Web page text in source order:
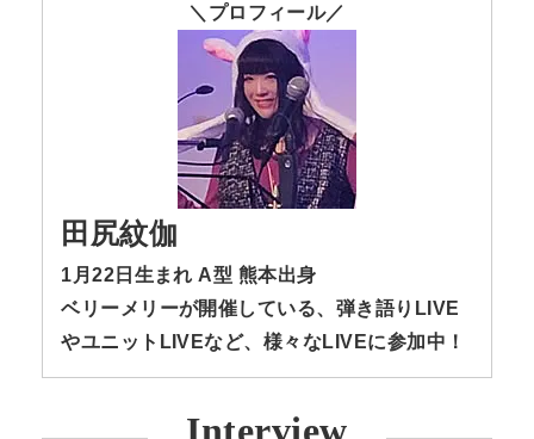
＼プロフィール／
田尻紋伽
1月22日生まれ A型 熊本出身
ベリーメリーが開催している、弾き語りLIVE
やユニットLIVEなど、様々なLIVEに参加中！